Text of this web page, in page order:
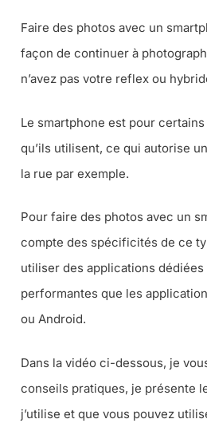
Faire des photos avec un
façon de continuer à
n’avez pas votre reflex ou
Le smartphone est pour
qu’ils utilisent, ce qui autorise
la rue par exemple.
Pour faire des photos avec un
compte des spécificités de ce
utiliser des applications
performantes que les
ou Android.
Dans la vidéo ci-dessous, je
conseils pratiques, je présente
j’utilise et que vous pouvez